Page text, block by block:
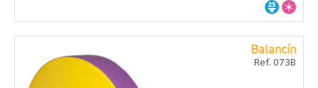
Balancí­n
Ref. 073B